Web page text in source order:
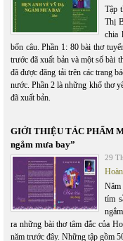
Tập
Thị
chia
bốn câu. Phần 1: 80 bài thơ
trước đã xuất bản và một số bài
đã được đăng tải trên các trang
nước. Phần 2 là những khổ thơ
đã xuất bản.
GIỚI THIỆU TÁC PHẨM
ngắm mưa bay”
29
tím
ra những bài thơ tâm đắc của
năm trước đây. Những tập gồm